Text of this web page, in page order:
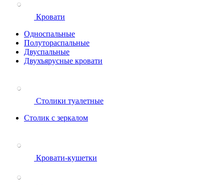
Кровати
Односпальные
Полутораспальные
Двуспальные
Двухъярусные кровати
Столики туалетные
Столик с зеркалом
Кровати-кушетки